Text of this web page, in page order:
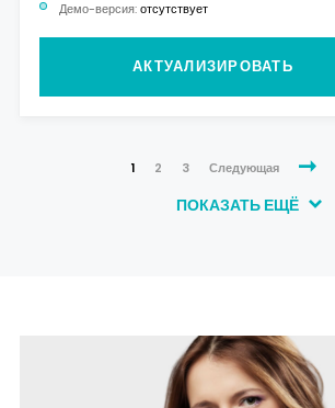
Демо-версия: отсутствует
АКТУАЛИЗИРОВАТЬ
1 2 3 Следующая
ПОКАЗАТЬ ЕЩЁ